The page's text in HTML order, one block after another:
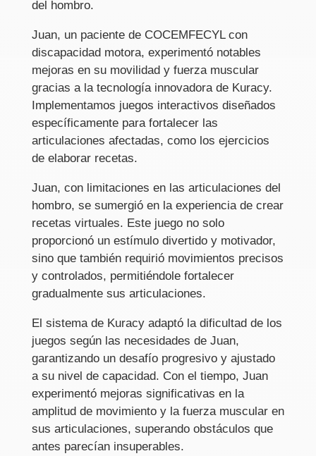
del hombro.
Juan, un paciente de COCEMFECYL con
discapacidad motora, experimentó notables
mejoras en su movilidad y fuerza muscular
gracias a la tecnología innovadora de Kuracy.
Implementamos juegos interactivos diseñados
específicamente para fortalecer las
articulaciones afectadas, como los ejercicios
de elaborar recetas.
Juan, con limitaciones en las articulaciones del
hombro, se sumergió en la experiencia de crear
recetas virtuales. Este juego no solo
proporcionó un estímulo divertido y motivador,
sino que también requirió movimientos precisos
y controlados, permitiéndole fortalecer
gradualmente sus articulaciones.
El sistema de Kuracy adaptó la dificultad de los
juegos según las necesidades de Juan,
garantizando un desafío progresivo y ajustado
a su nivel de capacidad. Con el tiempo, Juan
experimentó mejoras significativas en la
amplitud de movimiento y la fuerza muscular en
sus articulaciones, superando obstáculos que
antes parecían insuperables.